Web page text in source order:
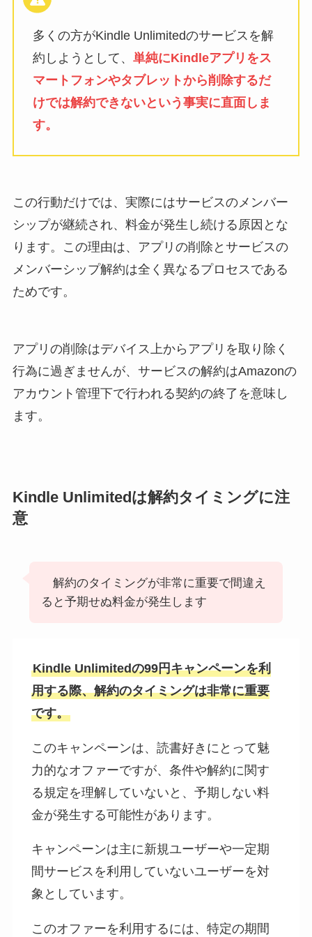
多くの方がKindle Unlimitedのサービスを解
約しようとして、 単純にKindleアプリをス
マートフォンやタブレットから削除するだ
けでは解約できないという事実に直面しま
す。
この行動だけでは、実際にはサービスのメンバー
シップが継続され、料金が発生し続ける原因とな
ります。この理由は、アプリの削除とサービスの
メンバーシップ解約は全く異なるプロセスである
ためです。
アプリの削除はデバイス上からアプリを取り除く
行為に過ぎませんが、サービスの解約はAmazonの
アカウント管理下で行われる契約の終了を意味し
ます。
Kindle Unlimitedは解約タイミングに注
意
解約のタイミングが非常に重要で間違え
ると予期せぬ料金が発生します
Kindle Unlimitedの99円キャンペーンを利
用する際、解約のタイミングは非常に重要
です。
このキャンペーンは、読書好きにとって魅
力的なオファーですが、条件や解約に関す
る規定を理解していないと、予期しない料
金が発生する可能性があります。
キャンペーンは主に新規ユーザーや一定期
間サービスを利用していないユーザーを対
象としています。
このオファーを利用するには、特定の期間